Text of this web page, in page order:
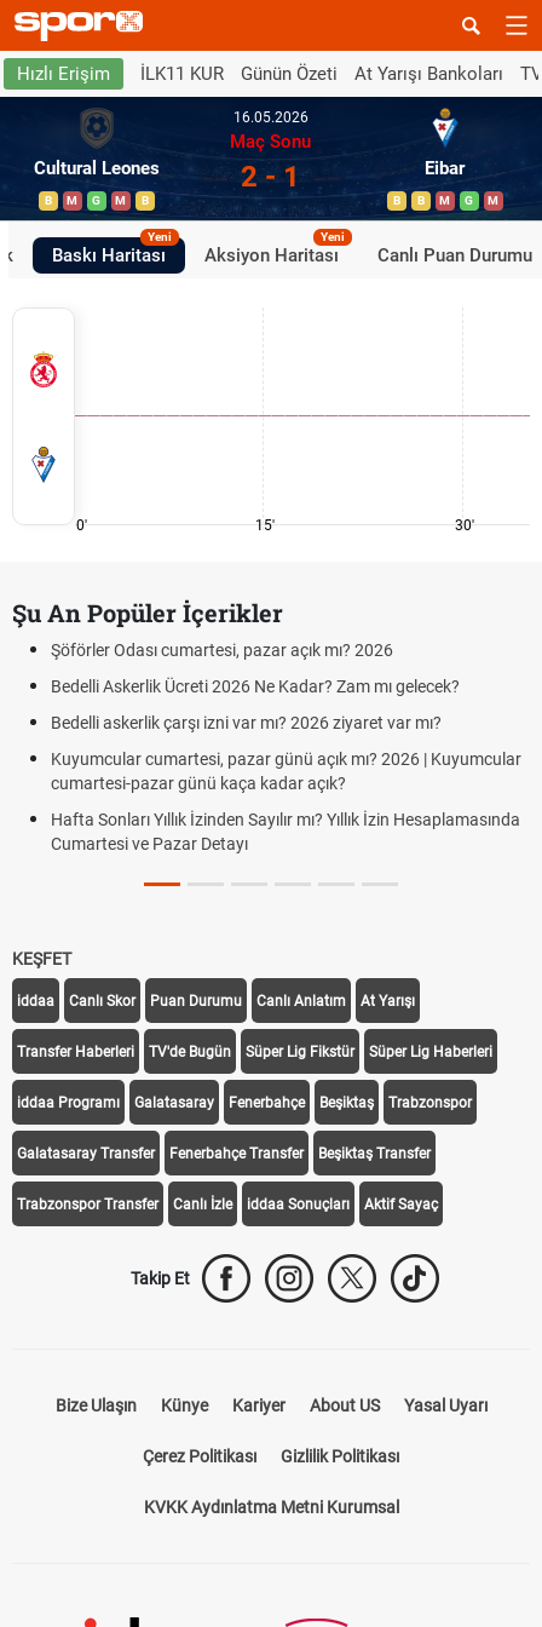
Hızlı Erişim İLK11 KUR Günün Özeti At Yarışı Bankoları
Cultural Leones
B M G M B
16.05.2026
Maç Sonu
2 - 1 Eibar
B B M G M
Baskı Haritası
Yeni
Aksiyon Haritası
Yeni
Canlı Puan Durumu
0' 15' 30'
Şu An Popüler İçerikler
Şöförler Odası cumartesi, pazar açık mı? 2026
Bedelli Askerlik Ücreti 2026 Ne Kadar? Zam mı gelecek?
Bedelli askerlik çarşı izni var mı? 2026 ziyaret var mı?
Kuyumcular cumartesi, pazar günü açık mı? 2026 | Kuyumcular
cumartesi-pazar günü kaça kadar açık?
Hafta Sonları Yıllık İzinden Sayılır mı? Yıllık İzin Hesaplamasında
Cumartesi ve Pazar Detayı
KEŞFET
iddaa Canlı Skor Puan Durumu Canlı Anlatım At Yarışı
Transfer Haberleri TV'de Bugün Süper Lig Fikstür Süper Lig Haberleri
iddaa Programı Galatasaray Fenerbahçe Beşiktaş Trabzonspor
Galatasaray Transfer Fenerbahçe Transfer Beşiktaş Transfer
Trabzonspor Transfer Canlı İzle iddaa Sonuçları Aktif Sayaç
Takip Et
Bize Ulaşın Künye Kariyer About US Yasal Uyarı
Çerez Politikası Gizlilik Politikası
KVKK Aydınlatma Metni Kurumsal